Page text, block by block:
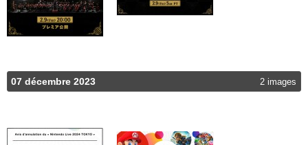
07 décembre 2023 2 images